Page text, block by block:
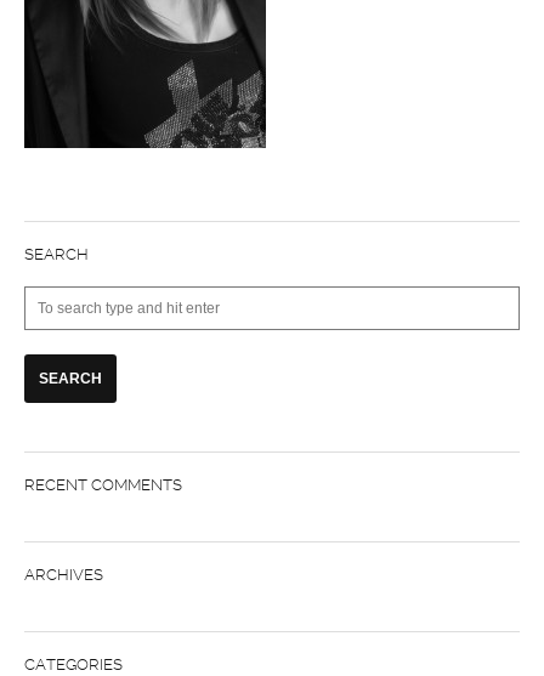
SEARCH
RECENT COMMENTS
ARCHIVES
CATEGORIES